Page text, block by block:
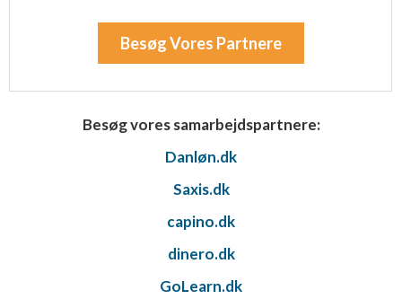
Besøg Vores Partnere
Besøg vores samarbejdspartnere:
Danløn.dk
Saxis.dk
capino.dk
dinero.dk
GoLearn.dk